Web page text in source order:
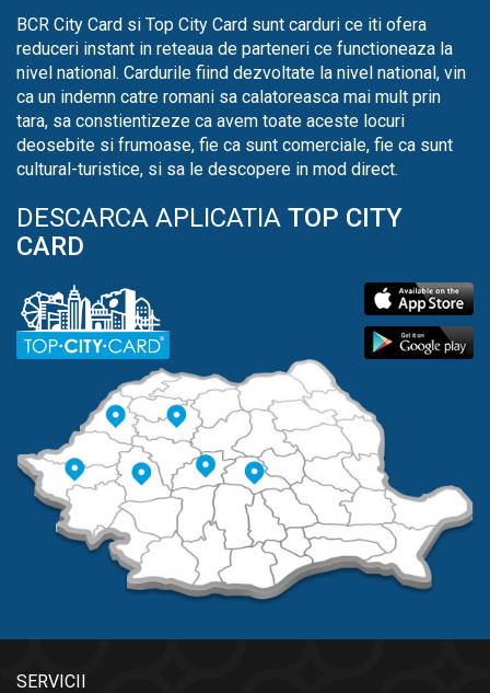
BCR City Card si Top City Card sunt carduri ce iti ofera
reduceri instant in reteaua de parteneri ce functioneaza la
nivel national. Cardurile fiind dezvoltate la nivel national, vin
ca un indemn catre romani sa calatoreasca mai mult prin
tara, sa constientizeze ca avem toate aceste locuri
deosebite si frumoase, fie ca sunt comerciale, fie ca sunt
cultural-turistice, si sa le descopere in mod direct.
DESCARCA APLICATIA TOP CITY
CARD
SERVICII